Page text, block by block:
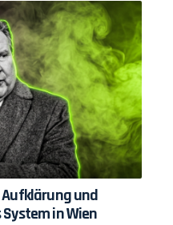
Aufklärung und
in Wien